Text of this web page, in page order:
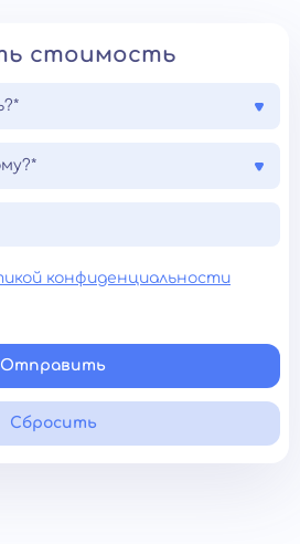
стоимость
конфиденциальности
Отправить
Сбросить